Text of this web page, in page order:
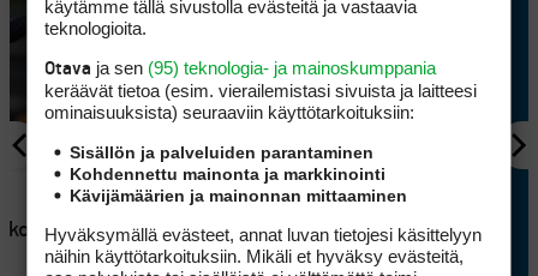
AJANKOHTAISTA
Lappajärvellä kisataan
sunnuntaina hyvin
erikoisessa golftriathlonissa
käytämme tällä sivustolla evästeitä ja vastaavia
teknologioita.
Otava ja sen (95) teknologia- ja mainoskumppania
keräävät tietoa (esim. vierailemis­tasi sivuista ja laitteesi
ominaisuuk­sista) seuraaviin käyttötarkoituksiin:
Sisällön ja palveluiden parantaminen
Kohdennettu mainonta ja markkinointi
Kävijämäärien ja mainonnan mittaaminen
Hyväksymällä evästeet, annat luvan tietojesi käsittelyyn
näihin käyttötarkoituksiin. Mikäli et hyväksy evästeitä,